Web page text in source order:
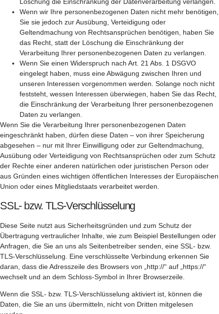
Löschung die Einschränkung der Datenverarbeitung verlangen.
Wenn wir Ihre personenbezogenen Daten nicht mehr benötigen,
Sie sie jedoch zur Ausübung, Verteidigung oder
Geltendmachung von Rechtsansprüchen benötigen, haben Sie
das Recht, statt der Löschung die Einschränkung der
Verarbeitung Ihrer personenbezogenen Daten zu verlangen.
Wenn Sie einen Widerspruch nach Art. 21 Abs. 1 DSGVO
eingelegt haben, muss eine Abwägung zwischen Ihren und
unseren Interessen vorgenommen werden. Solange noch nicht
feststeht, wessen Interessen überwiegen, haben Sie das Recht,
die Einschränkung der Verarbeitung Ihrer personenbezogenen
Daten zu verlangen.
Wenn Sie die Verarbeitung Ihrer personenbezogenen Daten
eingeschränkt haben, dürfen diese Daten – von ihrer Speicherung
abgesehen – nur mit Ihrer Einwilligung oder zur Geltendmachung,
Ausübung oder Verteidigung von Rechtsansprüchen oder zum Schutz
der Rechte einer anderen natürlichen oder juristischen Person oder
aus Gründen eines wichtigen öffentlichen Interesses der Europäischen
Union oder eines Mitgliedstaats verarbeitet werden.
SSL- bzw. TLS-Verschlüsselung
Diese Seite nutzt aus Sicherheitsgründen und zum Schutz der
Übertragung vertraulicher Inhalte, wie zum Beispiel Bestellungen oder
Anfragen, die Sie an uns als Seitenbetreiber senden, eine SSL- bzw.
TLS-Verschlüsselung. Eine verschlüsselte Verbindung erkennen Sie
daran, dass die Adresszeile des Browsers von „http://“ auf „https://“
wechselt und an dem Schloss-Symbol in Ihrer Browserzeile.
Wenn die SSL- bzw. TLS-Verschlüsselung aktiviert ist, können die
Daten, die Sie an uns übermitteln, nicht von Dritten mitgelesen